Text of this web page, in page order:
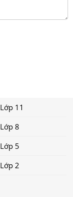
Lớp 11
Lớp 8
Lớp 5
Lớp 2